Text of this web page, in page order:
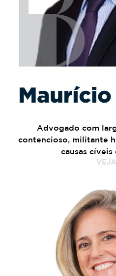
Advogado com
contencioso, militante
causas cíveis